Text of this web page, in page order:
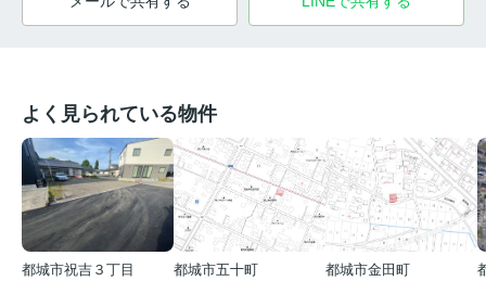
よく見られている物件
都城市祝吉３丁目
都城市五十町
都城市金田町